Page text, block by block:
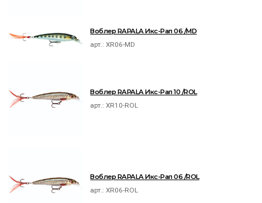
Воблер RAPALA Икс-Рап 06 /MD
арт.:XR06-MD
Воблер RAPALA Икс-Рап 10 /ROL
арт.:XR10-ROL
Воблер RAPALA Икс-Рап 06 /ROL
арт.:XR06-ROL